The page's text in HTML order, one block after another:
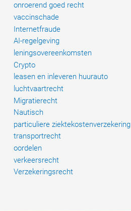
onroerend goed recht
vaccinschade
Internetfraude
AI-regelgeving
leningsovereenkomsten
Crypto
leasen en inleveren huurauto
luchtvaartrecht
Migratierecht
Nautisch
particuliere ziektekostenverzekering
transportrecht
oordelen
verkeersrecht
Verzekeringsrecht